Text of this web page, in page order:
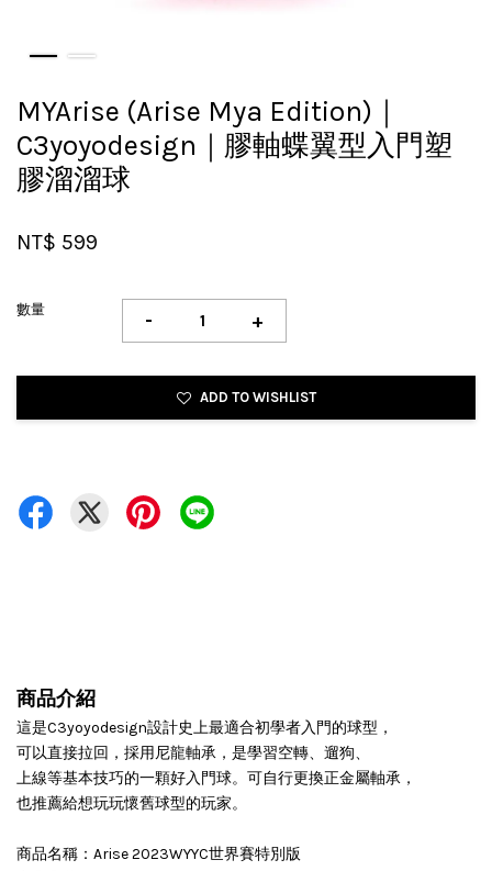
MYArise (Arise Mya Edition)｜
C3yoyodesign｜膠軸蝶翼型入門塑
膠溜溜球
NT$ 599
數量 - +
ADD TO WISHLIST
商品介紹
這是C3yoyodesign設計史上最適合初學者入門的球型，
可以直接拉回，採用尼龍軸承，是學習空轉、遛狗、
上線等基本技巧的一顆好入門球。可自行更換正金屬軸承，
也推薦給想玩玩懷舊球型的玩家。
商品名稱：Arise 2023WYYC世界賽特別版